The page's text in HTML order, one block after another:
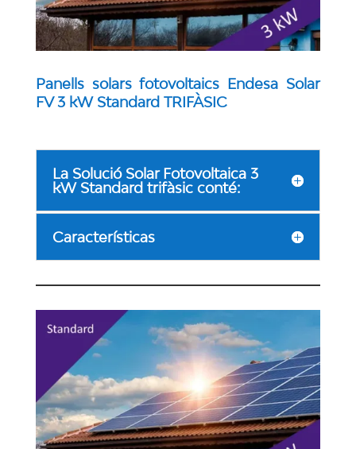
Panells solars fotovoltaics Endesa Solar
FV 3 kW Standard TRIFÀSIC
La Solució Solar Fotovoltaica 3
kW Standard trifàsic conté:
Características